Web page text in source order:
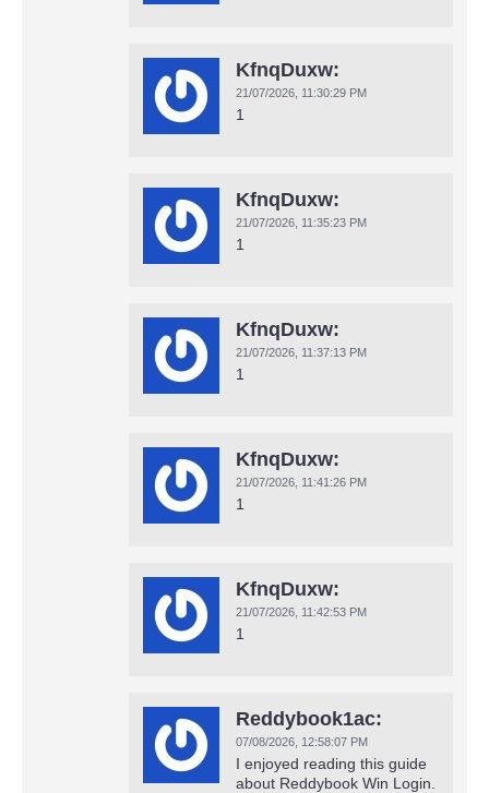
KfnqDuxw:
21/07/2026, 11:30:29 PM
1
KfnqDuxw:
21/07/2026, 11:35:23 PM
1
KfnqDuxw:
21/07/2026, 11:37:13 PM
1
KfnqDuxw:
21/07/2026, 11:41:26 PM
1
KfnqDuxw:
21/07/2026, 11:42:53 PM
1
Reddybook1ac:
07/08/2026, 12:58:07 PM
I enjoyed reading this guide
about Reddybook Win Login.